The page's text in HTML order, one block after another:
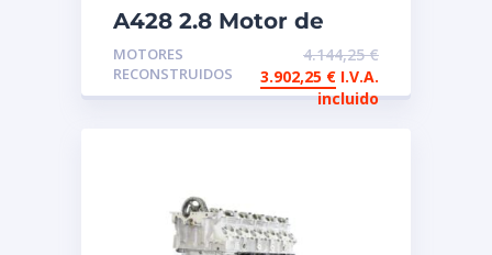
A428 2.8 Motor de
intercambio
reconstruido
MOTORES
RECONSTRUIDOS
4.144,25€
3.902,25 € I.V.A.
incluido